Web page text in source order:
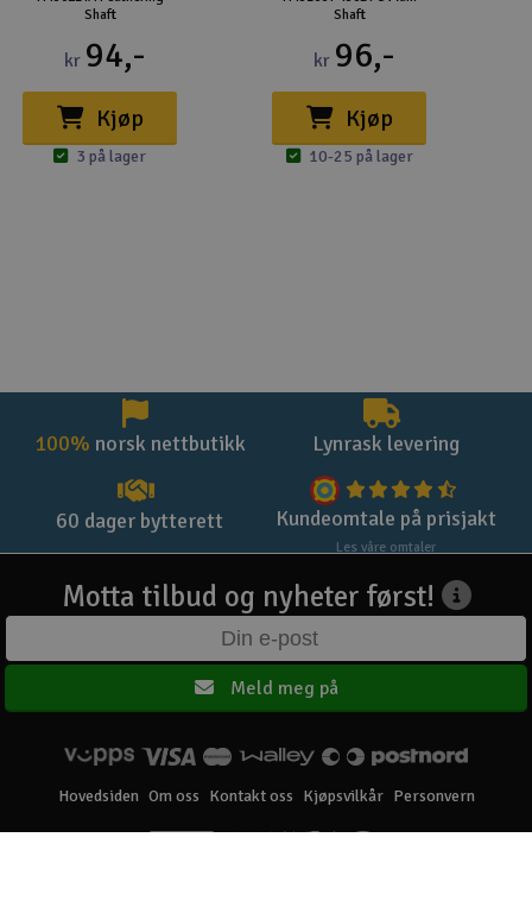
Shaft
kr 94,-
Kjøp
3 på lager
Shaft
kr 96,-
Kjøp
10-25 på lager
100% norsk nettbutikk Lynrask levering
60 dager bytterett Kundeomtale på prisjakt
Les våre omtaler
Motta tilbud og nyheter først!
Meld meg på
Hovedsiden Om oss Kontakt oss Kjøpsvilkår Personvern